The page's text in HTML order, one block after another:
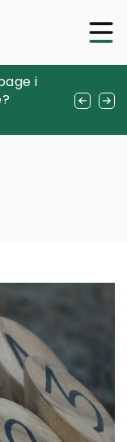
i
Inne
nie